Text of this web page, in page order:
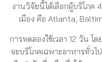
งานวิจัยนี้ได้เลือกผู้บริโภค
เมือง คือ Atlanta,
การทดลองใช้เวลา 12 วัน โ
จะบริโภคเฉพาะอาหารทั่ว